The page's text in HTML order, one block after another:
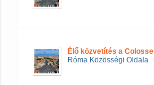
Élő közvetítés a
Róma Közösségi Oldala